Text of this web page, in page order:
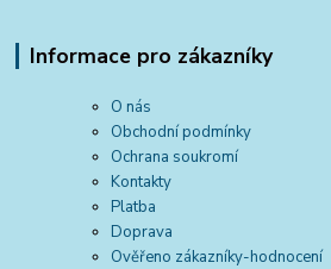
Informace pro zákazníky
O nás
Obchodní podmínky
Ochrana soukromí
Kontakty
Platba
Doprava
Ověřeno zákazníky-hodnocení